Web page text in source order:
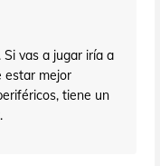
vas a jugar iría a
estar mejor
tiene un